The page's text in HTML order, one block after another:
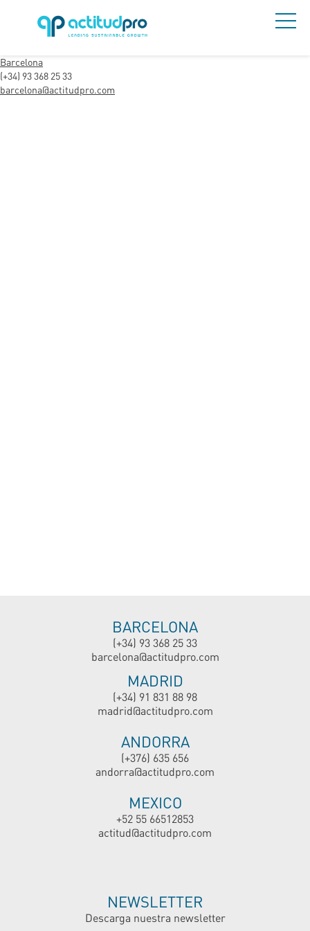
Barcelona
(+34) 93 368 25 33
barcelona@actitudpro.com
BARCELONA
(+34) 93 368 25 33
barcelona@actitudpro.com
MADRID
(+34) 91 831 88 98
madrid@actitudpro.com
ANDORRA
(+376) 635 656
andorra@actitudpro.com
MEXICO
+52 55 66512853
actitud@actitudpro.com
NEWSLETTER
Descarga nuestra newsletter